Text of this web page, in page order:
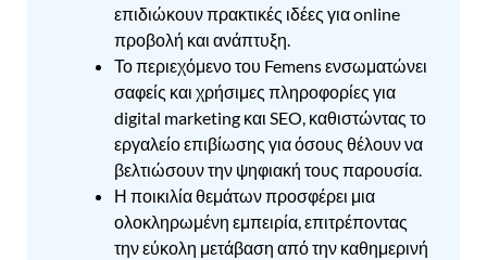
επιδιώκουν πρακτικές ιδέες για online
προβολή και ανάπτυξη.
Το περιεχόμενο του Femens ενσωματώνει
σαφείς και χρήσιμες πληροφορίες για
digital marketing και SEO, καθιστώντας το
εργαλείο επιβίωσης για όσους θέλουν να
βελτιώσουν την ψηφιακή τους παρουσία.
Η ποικιλία θεμάτων προσφέρει μια
ολοκληρωμένη εμπειρία, επιτρέποντας
την εύκολη μετάβαση από την καθημερινή